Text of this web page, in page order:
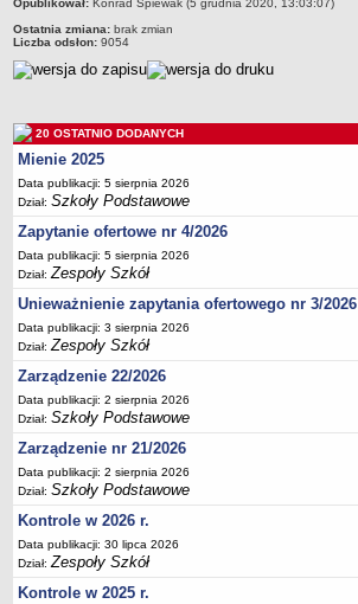
Wielofunkcyjna Placówka
SPECJALNE OŚRODKI SZKOLNO-WYCHOWAWCZE
Specjalny Ośrodek nr 1
Dane podstawowe
Statut
Majątek
Godziny dyżurów
Ogłoszenie
Zarządzenia
Kontrole
Rejestry, ewidencje, archiwa
Sprawozdania
Deklaracja dostępności
PORADNIE PSYCHOLOGICZNO-PEDAGOGICZNE
Zespół Poradni
BIURO FINANSÓW OŚWIATY
Dane podstawowe
Statut
Majątek
Opublikował: Konrad Śpiewak (5 grudnia 2020, 13:03:07)
Ostatnia zmiana: brak zmian
Liczba odsłon: 9054
20 OSTATNIO DODANYCH
Mienie 2025
Data publikacji: 5 sierpnia 2026
Dział:Szkoły Podstawowe
Zapytanie ofertowe nr 4/2026
Data publikacji: 5 sierpnia 2026
Dział:Zespoły Szkół
Unieważnienie zapytania ofertowego nr 3/2026
Data publikacji: 3 sierpnia 2026
Dział:Zespoły Szkół
Zarządzenie 22/2026
Data publikacji: 2 sierpnia 2026
Dział:Szkoły Podstawowe
Zarządzenie nr 21/2026
Data publikacji: 2 sierpnia 2026
Dział:Szkoły Podstawowe
Kontrole w 2026 r.
Data publikacji: 30 lipca 2026
Dział:Zespoły Szkół
Kontrole w 2025 r.